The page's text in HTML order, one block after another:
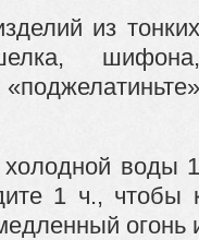
из тонких
шифона,
воды 1
1 ч., чтобы
огонь